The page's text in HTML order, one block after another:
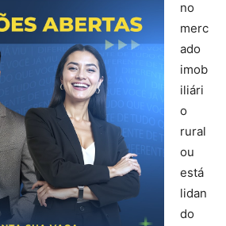
no
merc
ado
imob
iliári
o
rural
ou
está
lidan
do